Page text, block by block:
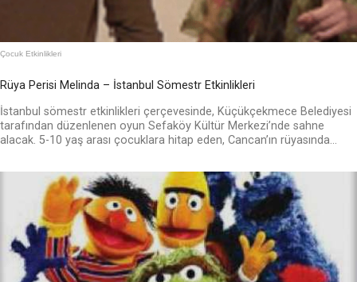
Çocuk Etkinlikleri
Rüya Perisi Melinda – İstanbul Sömestr Etkinlikleri
İstanbul sömestr etkinlikleri çerçevesinde, Küçükçekmece Belediyesi
tarafından düzenlenen oyun Sefaköy Kültür Merkezi’nde sahne
alacak. 5-10 yaş arası çocuklara hitap eden, Cancan’ın rüyasında...